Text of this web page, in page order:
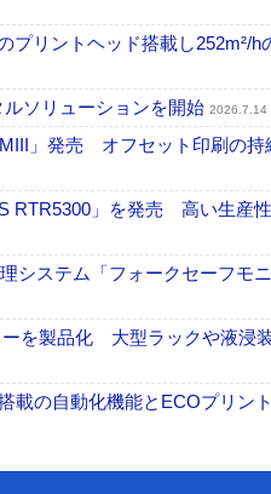
リントヘッド搭載し252m²/h
ソリューションを開始 2026.7.14
」発売 オフセット印刷の持
RTR5300」を発売 高い生産
ステム「フォークセーフモ
を製品化 大型ラックや液浸
の自動化機能とECOプリン